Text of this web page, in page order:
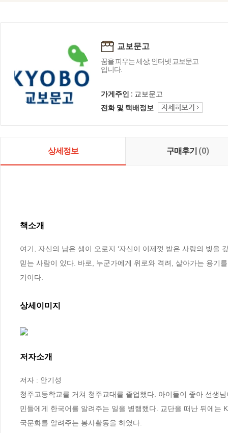
교보문고
꿈을 피우는 세상, 인터넷 교보문고
입니다.
가게주인 : 교보문고
전화 및 택배정보
상세정보 구매후기 (0)
책소개
여기, 자신의 남은 생이 오로지 ‘자신이 이제껏 받은 사랑의 빚을
믿는 사람이 있다. 바로, 누군가에게 위로와 격려, 살아가는 용기
기이다.
상세이미지
저자소개
저자 : 안기성
청주고등학교를 거쳐 청주교대를 졸업했다. 아이들이 좋아 선생
민들에게 한국어를 알려주는 일을 병행했다. 교단을 떠난 뒤에는
국문화를 알려주는 봉사활동을 하였다.